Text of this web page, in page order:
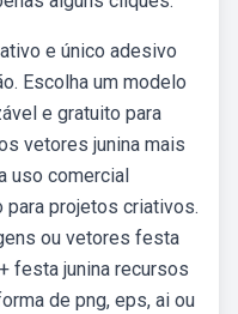
e único adesivo
Escolha um modelo
e gratuito para
vetores junina mais
uso comercial
projetos criativos.
ou vetores festa
festa junina recursos
de png, eps, ai ou